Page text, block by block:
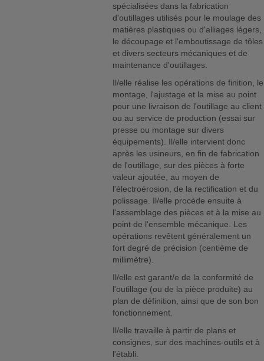
spécialisées dans la fabrication
d'outillages utilisés pour le moulage des
matières plastiques ou d'alliages légers,
le découpage et l'emboutissage de tôles
et divers secteurs mécaniques et de
maintenance d'outillages.
Il/elle réalise les opérations de finition, le
montage, l'ajustage et la mise au point
pour une livraison de l'outillage au client
ou au service de production (essai sur
presse ou montage sur divers
équipements). Il/elle intervient donc
après les usineurs, en fin de fabrication
de l'outillage, sur des pièces à forte
valeur ajoutée, au moyen de
l'électroérosion, de la rectification et du
polissage. Il/elle procède ensuite à
l'assemblage des pièces et à la mise au
point de l'ensemble mécanique. Les
opérations revêtent généralement un
fort degré de précision (centième de
millimètre).
Il/elle est garant/e de la conformité de
l'outillage (ou de la pièce produite) au
plan de définition, ainsi que de son bon
fonctionnement.
Il/elle travaille à partir de plans et
consignes, sur des machines-outils et à
l'établi.